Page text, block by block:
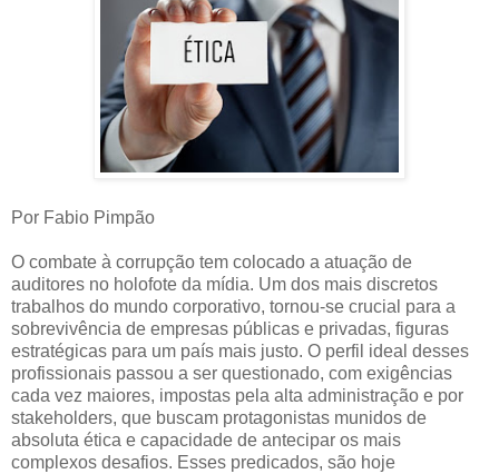
Por Fabio Pimpão
O combate à corrupção tem colocado a atuação de
auditores no holofote da mídia. Um dos mais discretos
trabalhos do mundo corporativo, tornou-se crucial para a
sobrevivência de empresas públicas e privadas, figuras
estratégicas para um país mais justo. O perfil ideal desses
profissionais passou a ser questionado, com exigências
cada vez maiores, impostas pela alta administração e por
stakeholders, que buscam protagonistas munidos de
absoluta ética e capacidade de antecipar os mais
complexos desafios. Esses predicados, são hoje